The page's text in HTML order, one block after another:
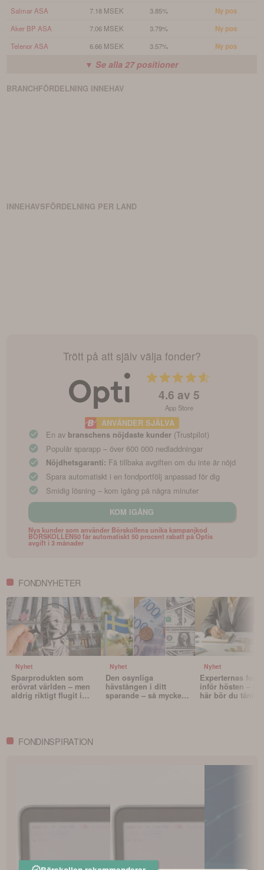
Salmar ASA 7.18 MSEK 3.85% Ny pos
Aker BP ASA 7.06 MSEK 3.79% Ny pos
Telenor ASA 6.66 MSEK 3.57% Ny pos
▼ Se alla27positioner
BRANCHFÖRDELNING INNEHAV
INNEHAVSFÖRDELNING PER LAND
Trött på att själv välja fonder?
4.6 av 5
App Store
ANVÄNDER SJÄLVA
En av branschens nöjdaste kunder (Trustpilot)
Populär sparapp – över 600 000 nedladdningar
Nöjdhetsgaranti: Få tillbaka avgiften om du inte är nöjd
Spara automatiskt i en fondportfölj anpassad för dig
Smidig lösning – kom igång på några minuter
KOM IGÅNG
Nya kunder som använder Börskollens unika kampanjkod
BORSKOLLEN50 får automatiskt 50 procent rabatt på Optis
avgift i 3 månader
FONDNYHETER
Nyhet
Sparprodukten som
erövrat världen – men
aldrig riktigt flugit i
Nyhet
Den osynliga
hävstången i ditt
sparande – så mycket
Nyhet
Experternas
inför hösten –
här bör du tänka
FONDINSPIRATION